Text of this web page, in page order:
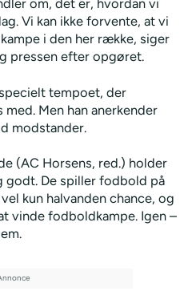
Vi kan ikke forvente, at vi
i den her række, siger
pressen efter opgøret.
tempoet, der
Men han anerkender
modstander.
(AC Horsens, red.) holder
De spiller fodbold på
kun halvanden chance, og
vinde fodboldkampe. Igen –